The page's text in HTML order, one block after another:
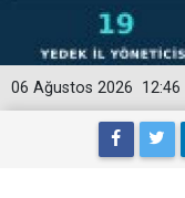
12:46
06 Ağustos 2026